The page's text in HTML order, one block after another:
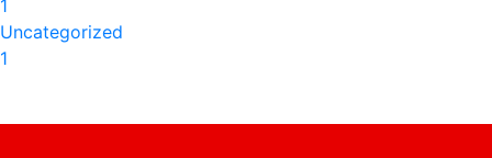
1
Uncategorized
1